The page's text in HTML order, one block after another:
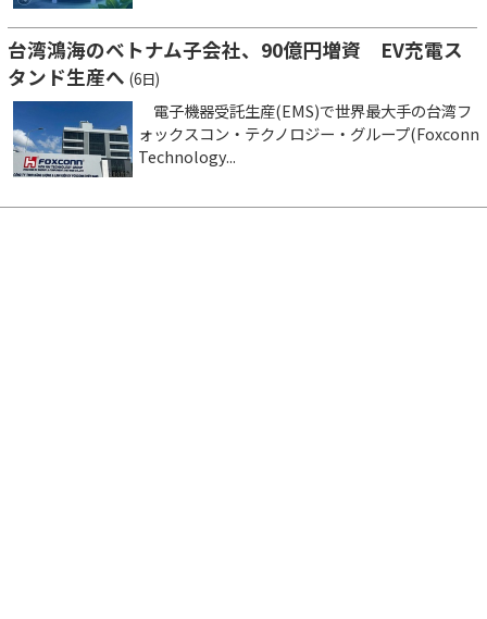
台湾鴻海のベトナム子会社、90億円増資 EV充電ス
タンド生産へ (6日)
電子機器受託生産(EMS)で世界最大手の台湾フ
ォックスコン・テクノロジー・グループ(Foxconn
Technology...